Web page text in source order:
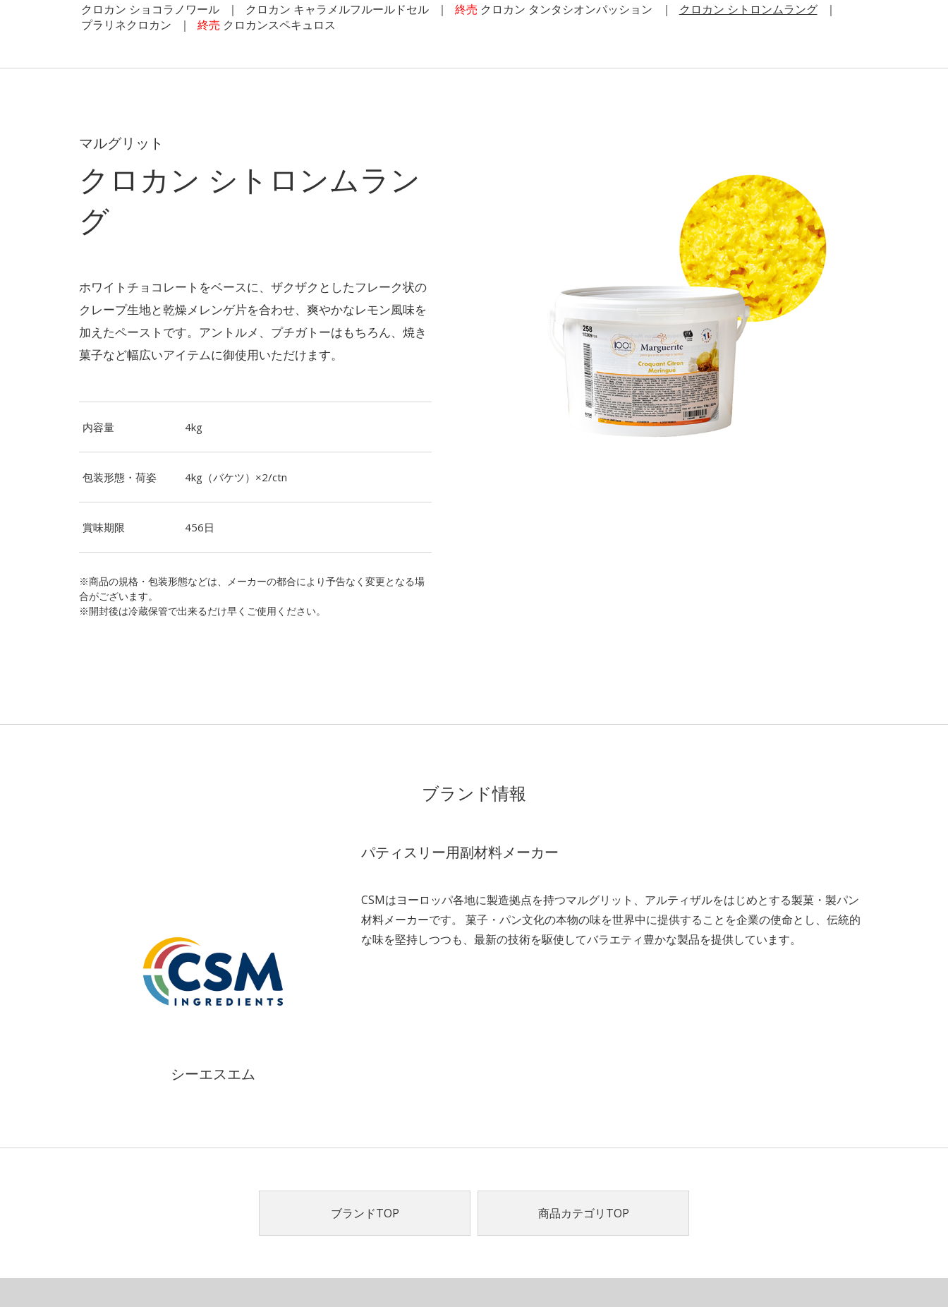
クロカン ショコラノワール クロカン キャラメルフルールドセル 終売 クロカン タンタシオンパッション
クロカン シトロンムラング
プラリネクロカン
終売 クロカンスペキュロス
マルグリット
クロカン シトロンムラン
グ
ホワイトチョコレートをベースに、ザクザクとしたフレーク状の
クレープ生地と乾燥メレンゲ片を合わせ、爽やかなレモン風味を
加えたペーストです。アントルメ、プチガトーはもちろん、焼き
菓子など幅広いアイテムに御使用いただけます。
内容量 4kg
包装形態・荷姿 4kg（バケツ）×2/ctn
賞味期限 456日
※商品の規格・包装形態などは、メーカーの都合により予告なく変更となる場
合がございます。
※開封後は冷蔵保管で出来るだけ早くご使用ください。
ブランド情報
シーエスエム
パティスリー用副材料メーカー
CSMはヨーロッパ各地に製造拠点を持つマルグリット、 アルティザルをはじめとする製菓・製パン
材料メーカーです。 菓子・パン文化の本物の味を世界中に提供することを企業の使命とし、伝統的
な味を堅持しつつも、最新の技術を駆使してバラエティ豊かな製品を提供しています。
ブランドTOP 商品カテゴリTOP